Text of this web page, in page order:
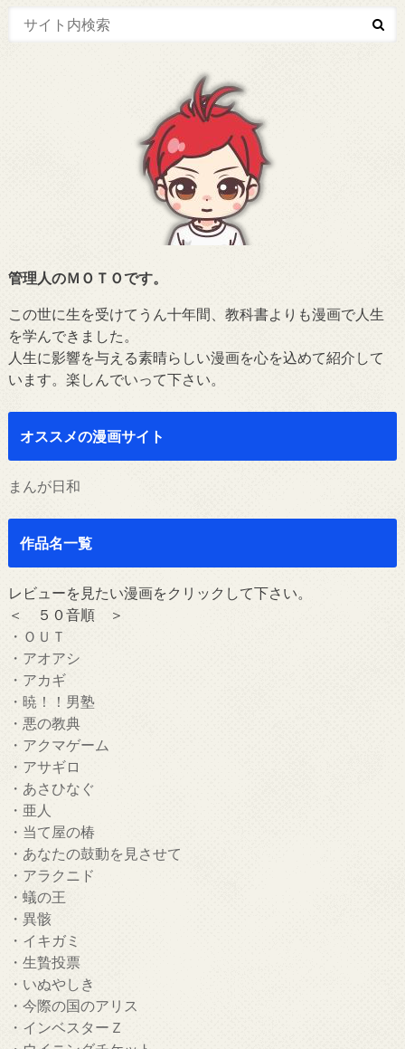
管理人のＭＯＴＯです。
この世に生を受けてうん十年間、教科書よりも漫画で人生
を学んできました。
人生に影響を与える素晴らしい漫画を心を込めて紹介して
います。楽しんでいって下さい。
オススメの漫画サイト
まんが日和
作品名一覧
レビューを見たい漫画をクリックして下さい。
＜ ５０音順 ＞
・ＯＵＴ
・アオアシ
・アカギ
・暁！！男塾
・悪の教典
・アクマゲーム
・アサギロ
・あさひなぐ
・亜人
・当て屋の椿
・あなたの鼓動を見させて
・アラクニド
・蟻の王
・異骸
・イキガミ
・生贄投票
・いぬやしき
・今際の国のアリス
・インベスターＺ